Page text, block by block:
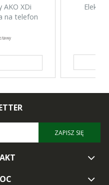
AKO XDi
na telefon
ZAPISZ SIĘ